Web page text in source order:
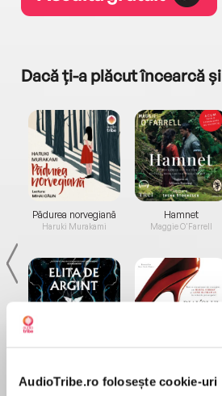
AudioTribe.ro folosește cookie-uri
Dacă ți-a plăcut încearcă și
Pădurea norvegiană
Haruki Murakami
de...
Dani Francis
Hamnet
Maggie O'Farrell
la...
Lauren Weisberger